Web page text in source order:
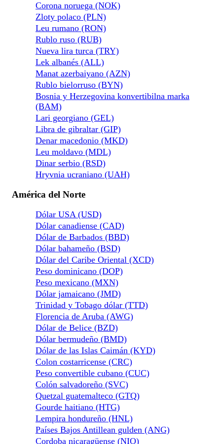
Corona noruega (NOK)
Zloty polaco (PLN)
Leu rumano (RON)
Rublo ruso (RUB)
Nueva lira turca (TRY)
Lek albanés (ALL)
Manat azerbaiyano (AZN)
Rublo bielorruso (BYN)
Bosnia y Herzegovina konvertibilna marka
(BAM)
Lari georgiano (GEL)
Libra de gibraltar (GIP)
Denar macedonio (MKD)
Leu moldavo (MDL)
Dinar serbio (RSD)
Hryvnia ucraniano (UAH)
América del Norte
Dólar USA (USD)
Dólar canadiense (CAD)
Dólar de Barbados (BBD)
Dólar bahameño (BSD)
Dólar del Caribe Oriental (XCD)
Peso dominicano (DOP)
Peso mexicano (MXN)
Dólar jamaicano (JMD)
Trinidad y Tobago dólar (TTD)
Florencia de Aruba (AWG)
Dólar de Belice (BZD)
Dólar bermudeño (BMD)
Dólar de las Islas Caimán (KYD)
Colon costarricense (CRC)
Peso convertible cubano (CUC)
Colón salvadoreño (SVC)
Quetzal guatemalteco (GTQ)
Gourde haitiano (HTG)
Lempira hondureño (HNL)
Países Bajos Antillean gulden (ANG)
Cordoba nicaragüense (NIO)